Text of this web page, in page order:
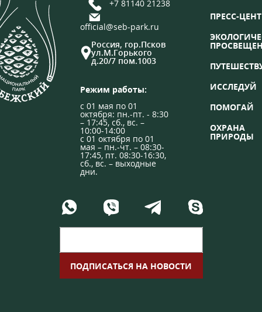
+7 81140 21238
official@seb-park.ru
Россия, гор.Псков
ул.М.Горького
д.20/7 пом.1003
Режим работы:
с 01 мая по 01
октября: пн.-пт. - 8:30
– 17:45, сб., вс. –
10:00-14:00
с 01 октября по 01
мая – пн.-чт. – 08:30-
17:45, пт. 08:30-16:30,
сб., вс. – выходные
дни.
ПРЕСС-
ИССЛЕДУЙ
ПОМОГАЙ
ОХРАНА
ПРИРОДЫ